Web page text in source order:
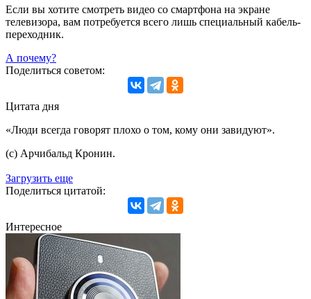
Если вы хотите смотреть видео со смартфона на экране
телевизора, вам потребуется всего лишь специальный кабель-
переходник.
А почему?
Поделиться советом:
Цитата дня
«Люди всегда говорят плохо о том, кому они завидуют».
(с) Арчибальд Кронин.
Загрузить еще
Поделиться цитатой:
Интересное